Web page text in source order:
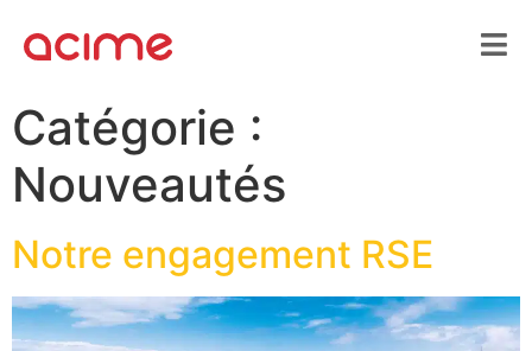
Catégorie :
Nouveautés
Notre engagement RSE